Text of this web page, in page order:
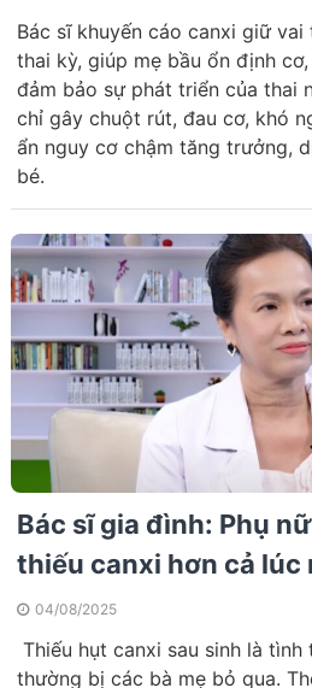
Bác sĩ khuyến cáo canxi giữ
thai kỳ, giúp mẹ bầu ổn định
đảm bảo sự phát triển của thai
chỉ gây chuột rút, đau cơ, khó
ẩn nguy cơ chậm tăng trưởng,
bé.
Bác sĩ gia đình: Phụ
thiếu canxi hơn cả lúc
04/08/2025
Thiếu hụt canxi sau sinh là
thường bị các bà mẹ bỏ qua.